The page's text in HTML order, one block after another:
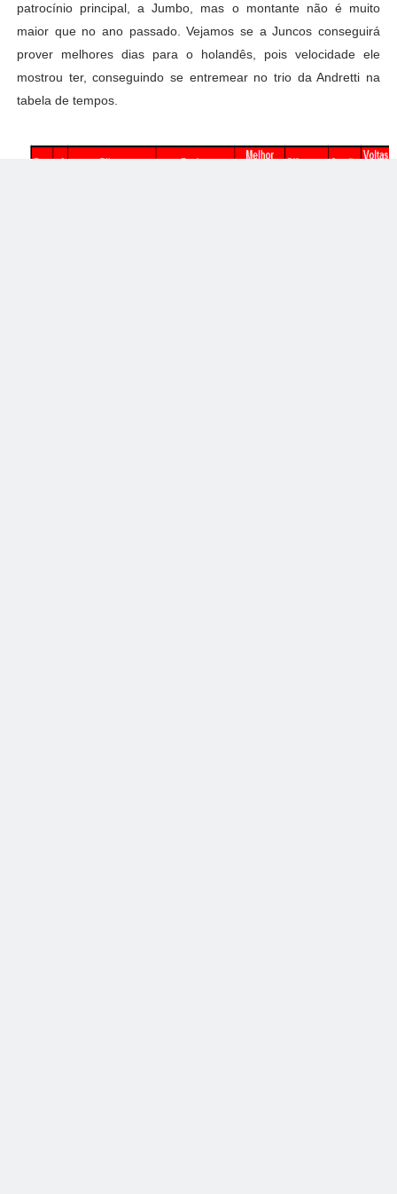
patrocínio principal, a Jumbo, mas o montante não é muito
maior que no ano passado. Vejamos se a Juncos conseguirá
prover melhores dias para o holandês, pois velocidade ele
mostrou ter, conseguindo se entremear no trio da Andretti na
tabela de tempos.